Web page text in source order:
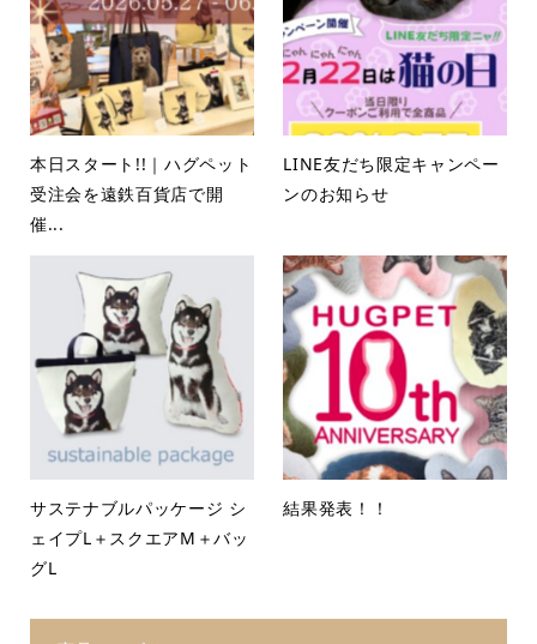
本日スタート!!｜ハグペット
受注会を遠鉄百貨店で開
催...
LINE友だち限定キャンペー
ンのお知らせ
サステナブルパッケージ シ
ェイプL＋スクエアM＋バッ
グL
結果発表！！